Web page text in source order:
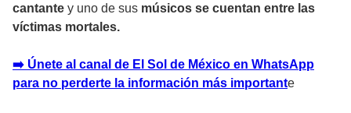
cantante y uno de sus músicos se cuentan entre las
víctimas mortales.
➡️ Únete al canal de El Sol de México en WhatsApp
para no perderte la información más importante